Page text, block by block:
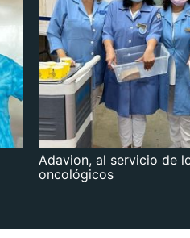
Adavion, al servicio de
oncológicos